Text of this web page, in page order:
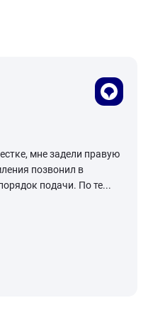
мне задели правую
позвонил в
подачи. По те...